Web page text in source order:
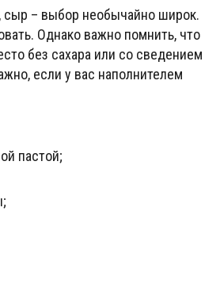
сыр – выбор необычайно широк.
Однако важно помнить, что
без сахара или со сведением
если у вас наполнителем
пастой;